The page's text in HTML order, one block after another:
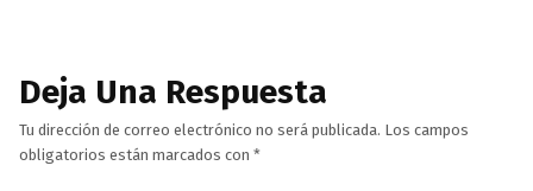
Deja Una Respuesta
Tu dirección de correo electrónico no será publicada. Los campos
obligatorios están marcados con *